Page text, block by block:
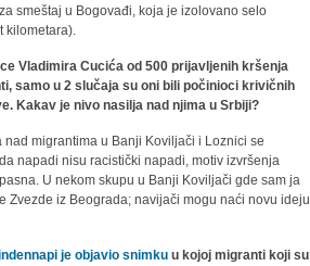
smeštaj u Bogovađi, koja je izolovano selo
kilometara).
Vladimira Cucića od 500 prijavljenih kršenja
samo u 2 slučaja su oni bili počinioci krivičnih
Kakav je nivo nasilja nad njima u Srbiji?
migrantima u Banji Koviljači i Loznici se
napadi nisu racistički napadi, motiv izvršenja
U nekom skupu u Banji Koviljači gde sam ja
Zvezde iz Beograda; navijači mogu naći novu ideju
je objavio snimku u kojoj migranti koji su